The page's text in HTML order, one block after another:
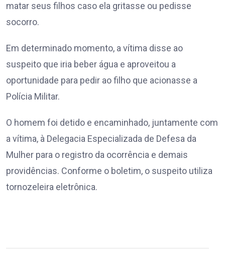
matar seus filhos caso ela gritasse ou pedisse
socorro.
Em determinado momento, a vítima disse ao
suspeito que iria beber água e aproveitou a
oportunidade para pedir ao filho que acionasse a
Polícia Militar.
O homem foi detido e encaminhado, juntamente com
a vítima, à Delegacia Especializada de Defesa da
Mulher para o registro da ocorrência e demais
providências. Conforme o boletim, o suspeito utiliza
tornozeleira eletrônica.